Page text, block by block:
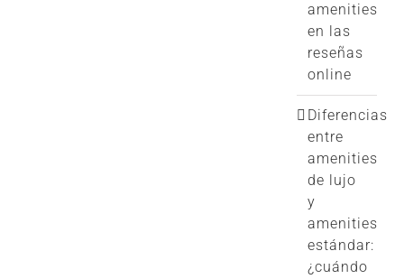
amenities
en las
reseñas
online
Diferencias
entre
amenities
de lujo
y
amenities
estándar:
¿cuándo